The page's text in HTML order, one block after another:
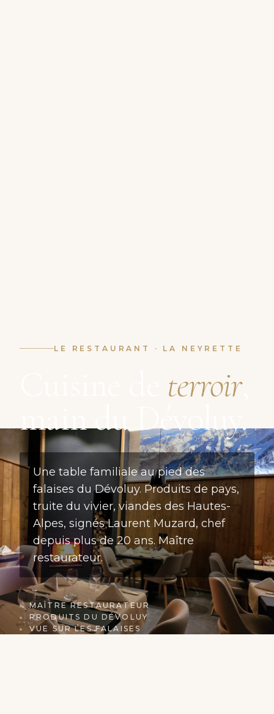
LE RESTAURANT · LA NEYRETTE
terroir,
main du Dévoluy.
Une table familiale au pied des
falaises du Dévoluy. Produits de pays,
truite du vivier, viandes des Hautes-
Alpes, signés Laurent Muzard, chef
depuis plus de 20 ans. Maître
restaurateur.
MAÎTRE RESTAURATEUR
PRODUITS DU DÉVOLUY
VUE SUR LES FALAISES